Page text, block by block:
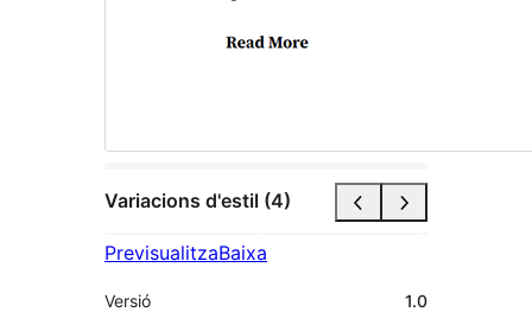
Variacions d'estil (4)
PrevisualitzaBaixa
Versió
1.0